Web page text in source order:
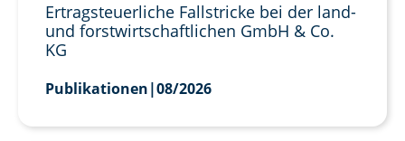
Ertragsteuerliche Fallstricke bei der land-
und forstwirtschaftlichen GmbH & Co.
KG
Publikationen|08/2026